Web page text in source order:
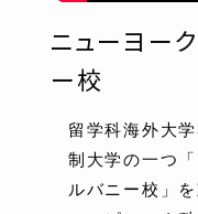
ニューヨー
ー校
留学科海外大
制大学の一つ
ルバニー校」